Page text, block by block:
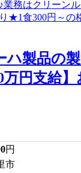
製品の製
万円支給
円
市